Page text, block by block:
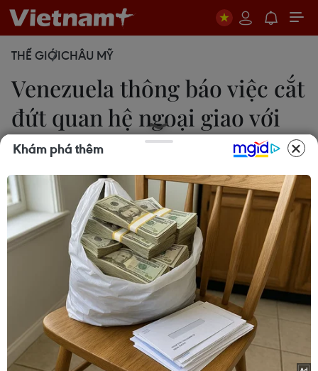
THẾ GIỚICHÂU MỸ
Venezuela thông báo việc cắt
đứt quan hệ ngoại giao với
Peru
Phan An
31/07/2024 06:58
Hôm 29/7, Bộ Ngoại giao Venezuela thông báo
trục xuất Đại sứ Peru cùng các đại sứ của 6 quốc
gia Mỹ Latinh khác gồm Argentina, Chile, Costa
Rica, Panama, Cộng hòa Dominicana và Uruguay.
Khám phá thêm